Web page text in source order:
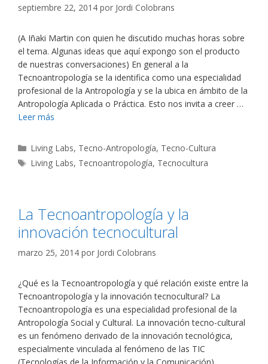
septiembre 22, 2014 por Jordi Colobrans
(A Iñaki Martin con quien he discutido muchas horas sobre
el tema. Algunas ideas que aquí expongo son el producto
de nuestras conversaciones) En general a la
Tecnoantropología se la identifica como una especialidad
profesional de la Antropología y se la ubica en ámbito de la
Antropología Aplicada o Práctica. Esto nos invita a creer …
Leer más
Categorías
Living Labs, Tecno-Antropología, Tecno-Cultura
Etiquetas
Living Labs, Tecnoantropología, Tecnocultura
La Tecnoantropología y la
innovación tecnocultural
marzo 25, 2014 por Jordi Colobrans
¿Qué es la Tecnoantropología y qué relación existe entre la
Tecnoantropología y la innovación tecnocultural? La
Tecnoantropología es una especialidad profesional de la
Antropología Social y Cultural. La innovación tecno-cultural
es un fenómeno derivado de la innovación tecnológica,
especialmente vinculada al fenómeno de las TIC